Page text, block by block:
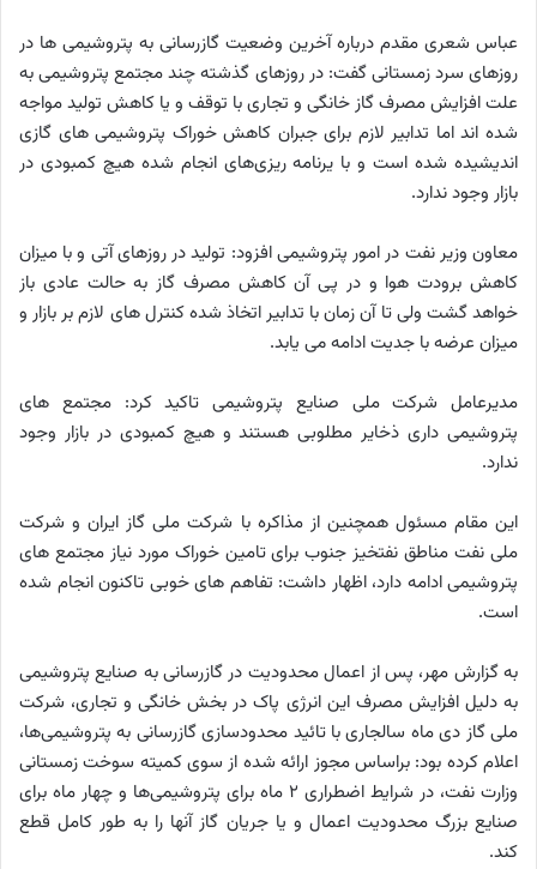
عباس شعری مقدم درباره آخرین وضعیت گازرسانی به پتروشیمی ها در
روزهای سرد زمستانی گفت: در روزهای گذشته چند مجتمع پتروشیمی به
علت افزایش مصرف گاز خانگی و تجاری با توقف و یا کاهش تولید مواجه
شده اند اما تدابیر لازم برای جبران کاهش خوراک پتروشیمی های گازی
اندیشیده شده است و با یرنامه ریزی‌های انجام شده هیچ کمبودی در
بازار وجود ندارد.
معاون وزیر نفت در امور پتروشیمی افزود: تولید در روزهای آتی و با میزان
کاهش برودت هوا و در پی آن کاهش مصرف گاز به حالت عادی باز
خواهد گشت ولی تا آن زمان با تدابیر اتخاذ شده کنترل های لازم بر بازار و
میزان عرضه با جدیت ادامه می یابد.
مدیرعامل شرکت ملی صنایع پتروشیمی تاکید کرد: مجتمع های
پتروشیمی داری ذخایر مطلوبی هستند و هیچ کمبودی در بازار وجود
ندارد.
این مقام مسئول همچنین از مذاکره با شرکت ملی گاز ایران و شرکت
ملی نفت مناطق نفتخیز جنوب برای تامین خوراک مورد نیاز مجتمع های
پتروشیمی ادامه دارد، اظهار داشت: تفاهم های خوبی تاکنون انجام شده
است.
به گزارش مهر، پس از اعمال محدودیت در گازرسانی به صنایع پتروشیمی
به دلیل افزایش مصرف این انرژی پاک در بخش خانگی و تجاری، شرکت
ملی گاز دی ماه سالجاری با تائید محدودسازی گازرسانی به پتروشیمی‌ها،
اعلام کرده بود: براساس مجوز ارائه شده از سوی کمیته سوخت زمستانی
وزارت نفت، در شرایط اضطراری 2 ماه برای پتروشیمی‌ها و چهار ماه برای
صنایع بزرگ محدودیت اعمال و یا جریان گاز آنها را به طور کامل قطع
کند.